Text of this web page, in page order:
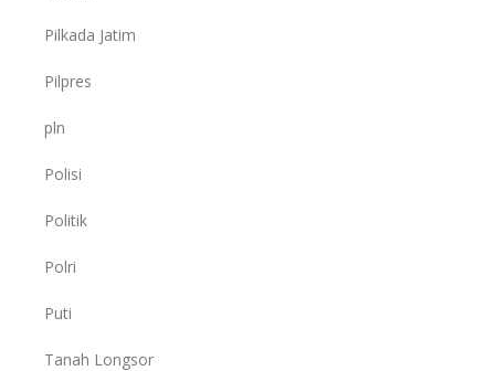
Pilkada Jatim
Pilpres
pln
Polisi
Politik
Polri
Puti
Tanah Longsor